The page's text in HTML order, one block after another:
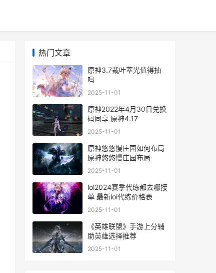
热门文章
原神3.7裁叶萃光值得抽
吗
2025-11-01
原神2022年4月30日兑换
码同享 原神4.17
2025-11-01
原神悠悠慢庄园如何布局
原神悠悠慢庄园布局
2025-11-01
lol2024赛季代练都去哪接
单 最新lol代练价格表
2025-11-01
《英雄联盟》手游上分辅
助英雄选择推荐
2025-11-01